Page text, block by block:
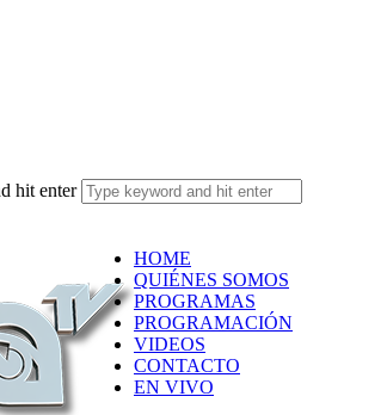
hit enter
HOME
QUIÉNES SOMOS
PROGRAMAS
PROGRAMACIÓN
VIDEOS
CONTACTO
EN VIVO